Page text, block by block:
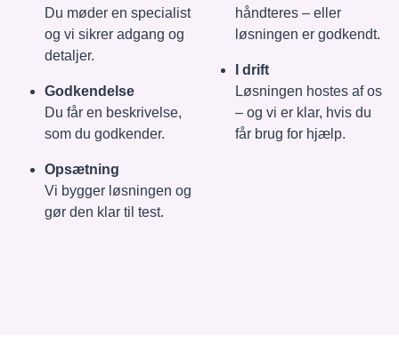
Du møder en specialist
og vi sikrer adgang og
detaljer.
Godkendelse
Du får en beskrivelse,
som du godkender.
Opsætning
Vi bygger løsningen og
gør den klar til test.
håndteres – eller
løsningen er godkendt.
I drift
Løsningen hostes af os
– og vi er klar, hvis du
får brug for hjælp.